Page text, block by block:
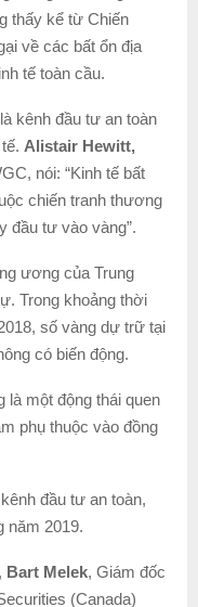
thấy kể từ Chiến
về các bất ổn địa
tế toàn cầu.
kênh đầu tư an toàn
Alistair Hewitt,
nói: “Kinh tế bất
chiến tranh thương
đầu tư vào vàng”.
ương của Trung
Trong khoảng thời
số vàng dự trữ tại
có biến động.
là một động thái quen
phụ thuộc vào đồng
đầu tư an toàn,
năm 2019.
Bart Melek, Giám đốc
(Canada)